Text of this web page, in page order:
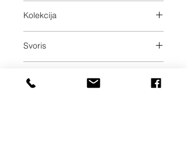
Kolekcija
Svoris
Pristatymo dienos